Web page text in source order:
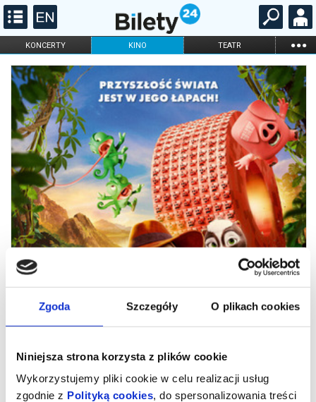
Zgoda Szczegóły O plikach cookies
Niniejsza strona korzysta z plików cookie
Wykorzystujemy pliki cookie w celu realizacji usług
zgodnie z Polityką cookies, do spersonalizowania treści
KONCERTY KINO TEATR ...
FILHARMONIA OPERA I BALET
STAND-UP
DLA DZIECI
ONLINE KARNETY